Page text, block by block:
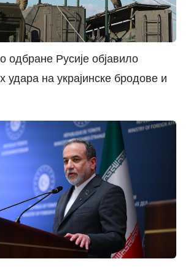
одбране Русије објавило
удара на украјинске бродове и